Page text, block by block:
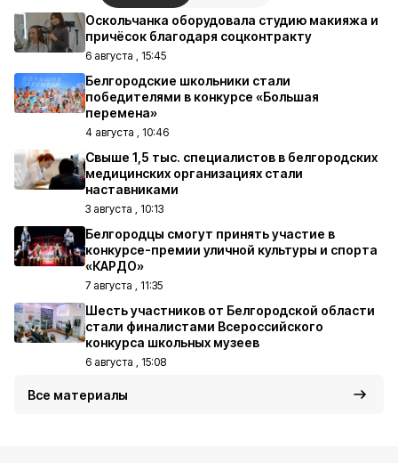
Оскольчанка оборудовала студию макияжа и
причёсок благодаря соцконтракту
6 августа , 15:45
Белгородские школьники стали
победителями в конкурсе «Большая
перемена»
4 августа , 10:46
Свыше 1,5 тыс. специалистов в белгородских
медицинских организациях стали
наставниками
3 августа , 10:13
Белгородцы смогут принять участие в
конкурсе-премии уличной культуры и спорта
«КАРДО»
7 августа , 11:35
Шесть участников от Белгородской области
стали финалистами Всероссийского
конкурса школьных музеев
6 августа , 15:08
Все материалы